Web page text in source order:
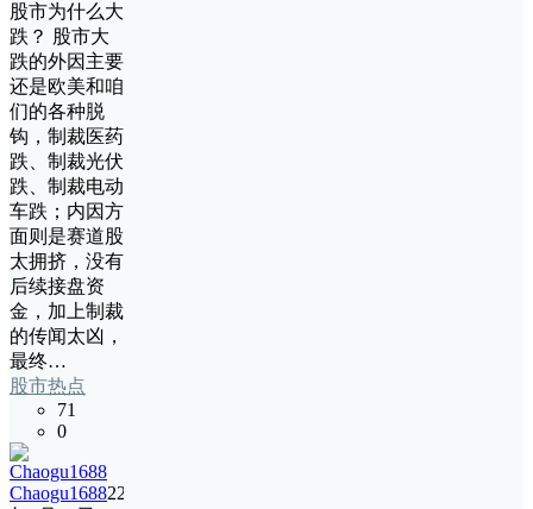
股市为什么大
跌？ 股市大
跌的外因主要
还是欧美和咱
们的各种脱
钩，制裁医药
跌、制裁光伏
跌、制裁电动
车跌；内因方
面则是赛道股
太拥挤，没有
后续接盘资
金，加上制裁
的传闻太凶，
最终…
股市热点
71
0
Chaogu168822